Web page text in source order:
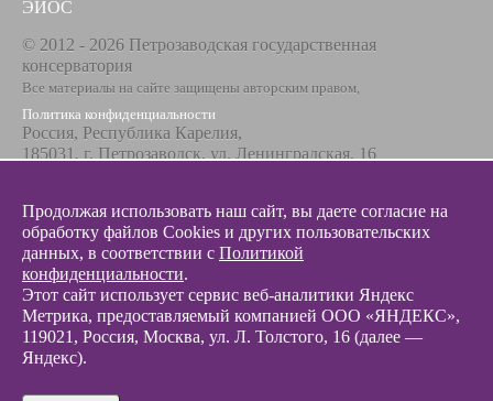
ЭИОС
© 2012 - 2026 Петрозаводская государственная
консерватория
Все материалы на сайте защищены авторским правом,
Политика конфиденциальности
Россия, Республика Карелия,
185031, г. Петрозаводск, ул. Ленинградская, 16
+7 8142 67-23-67
Эл. почта
info@glazunovcons.ru
© 2012 - 2026 Разработка и поддержка сайта ООО «
Продолжая использовать наш сайт, вы даете согласие на
обработку файлов Cookies и других пользовательских
данных, в соответствии с Политикой
конфиденциальности.
Этот сайт использует сервис веб-аналитики Яндекс
Метрика, предоставляемый компанией ООО «ЯНДЕКС»,
119021, Россия, Москва, ул. Л. Толстого, 16 (далее —
Яндекс).